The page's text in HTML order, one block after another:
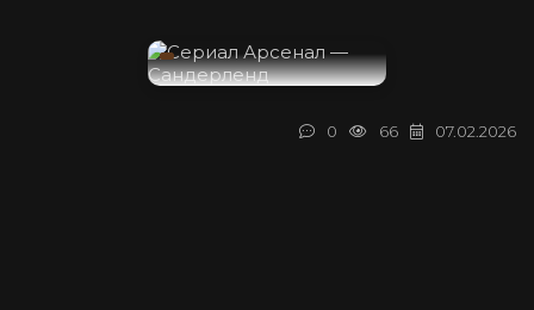
07.02.2026
66
0